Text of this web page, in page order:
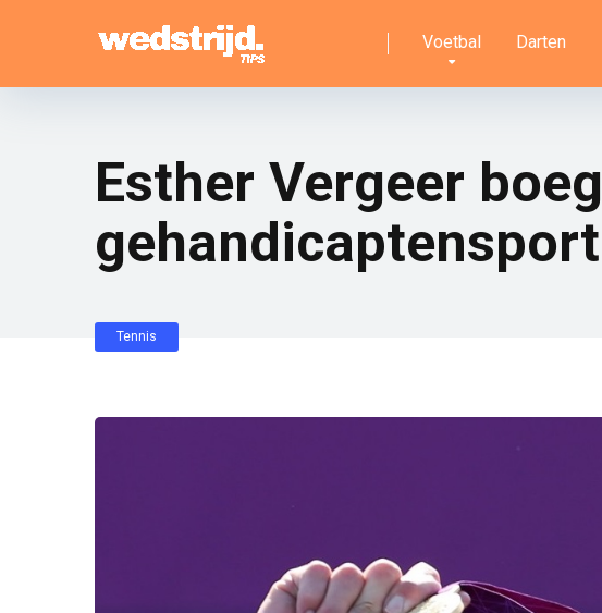
Voetbal Darten
Esther Vergeer
gehandicaptensport
Tennis